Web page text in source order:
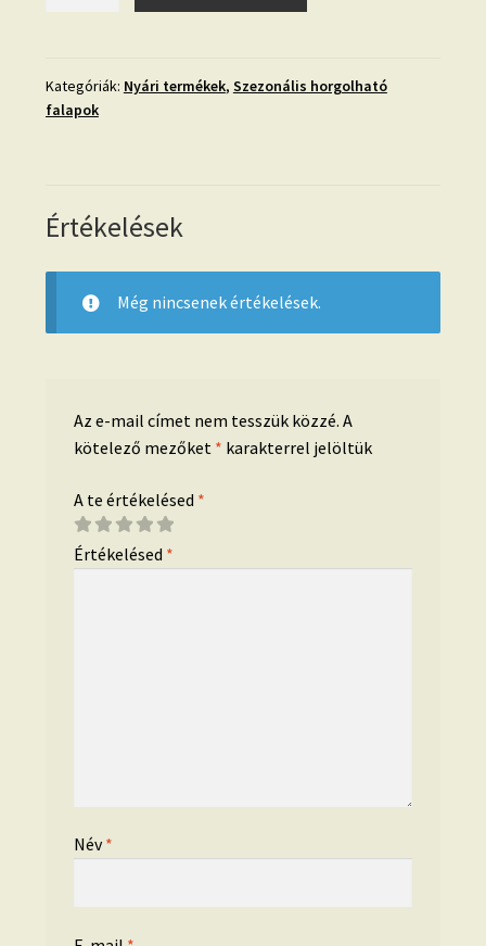
Fun
Sun
Kategóriák: Nyári termékek, Szezonális horgolható
falapok
Értékelések
Még nincsenek értékelések.
Az e-mail címet nem tesszük közzé. A
kötelező mezőket * karakterrel jelöltük
A te értékelésed *
Értékelésed *
Név*